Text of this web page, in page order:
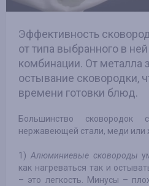
Эффективность
от типа выбранного в
комбинации. От металла
остывание сковородки,
времени готовки блюд.
Большинство
нержавеющей стали, меди или
1) Алюминиевые сковороды
как нагреваться так и
– это легкость. Минусы –